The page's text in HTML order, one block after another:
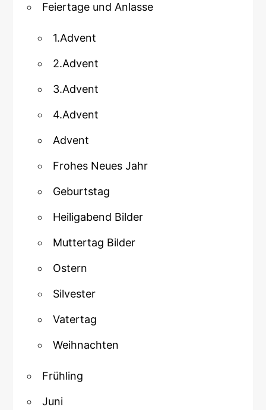
Feiertage und Anlasse
1.Advent
2.Advent
3.Advent
4.Advent
Advent
Frohes Neues Jahr
Geburtstag
Heiligabend Bilder
Muttertag Bilder
Ostern
Silvester
Vatertag
Weihnachten
Frühling
Juni